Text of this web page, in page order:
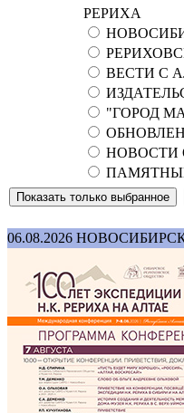
РЕРИХА
ВЕСТИ С
"ГОРОД
НОВОСТИ
06.08.2026